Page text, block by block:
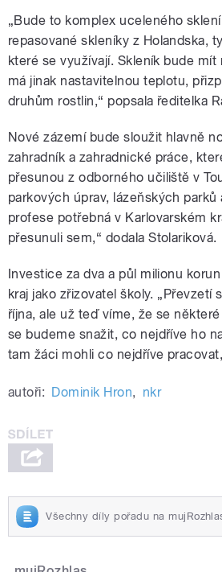
„Bude to komplex uceleného
repasované skleníky z Holandska,
které se využívají. Skleník bude mít
má jinak nastavitelnou teplotu,
druhům rostlin,“ popsala ředitelka
Nové zázemí bude sloužit hlavně
zahradník a zahradnické práce,
přesunou z odborného učiliště v
parkových úprav, lázeňských
profese potřebná v Karlovarském
přesunuli sem,“ dodala Stolariková.
Investice za dva a půl milionu
kraj jako zřizovatel školy. „Převzetí
října, ale už teď víme, že se
se budeme snažit, co nejdříve ho
tam žáci mohli co nejdříve
autoři: Dominik Hron, nkr
Všechny díly pořadu na